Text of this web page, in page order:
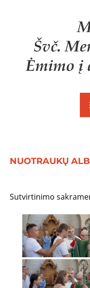
NUOTRAUKŲ
Sutvirtinimo